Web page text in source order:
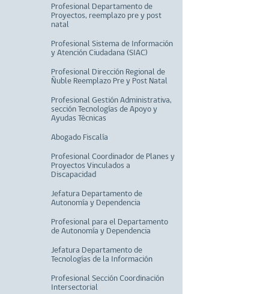
Profesional Departamento de
Proyectos, reemplazo pre y post
natal
Profesional Sistema de Información
y Atención Ciudadana (SIAC)
Profesional Dirección Regional de
Ñuble Reemplazo Pre y Post Natal
Profesional Gestión Administrativa,
sección Tecnologías de Apoyo y
Ayudas Técnicas
Abogado Fiscalía
Profesional Coordinador de Planes y
Proyectos Vinculados a
Discapacidad
Jefatura Departamento de
Autonomía y Dependencia
Profesional para el Departamento
de Autonomía y Dependencia
Jefatura Departamento de
Tecnologías de la Información
Profesional Sección Coordinación
Intersectorial